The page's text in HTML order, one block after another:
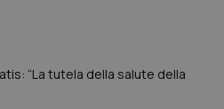
“La tutela della salute della